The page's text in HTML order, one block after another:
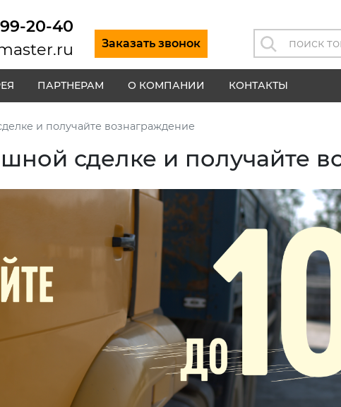
20-40
Заказать звонок
ПАРТНЕРАМ О КОМПАНИИ КОНТАКТЫ
и получайте вознаграждение
сделке и получайте